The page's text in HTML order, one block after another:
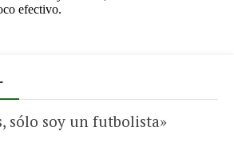
sólo soy un futbolista»